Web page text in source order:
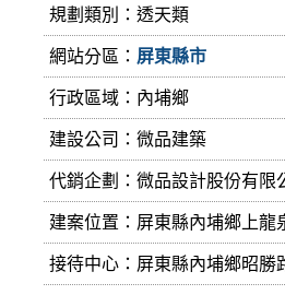
規劃類別：透天類
網站分區： 屏東縣市
行政區域：內埔鄉
建設公司： 微品建築
代銷企劃：微品設計股份有限
建案位置：屏東縣內埔鄉上龍
接待中心：屏東縣內埔鄉昭勝